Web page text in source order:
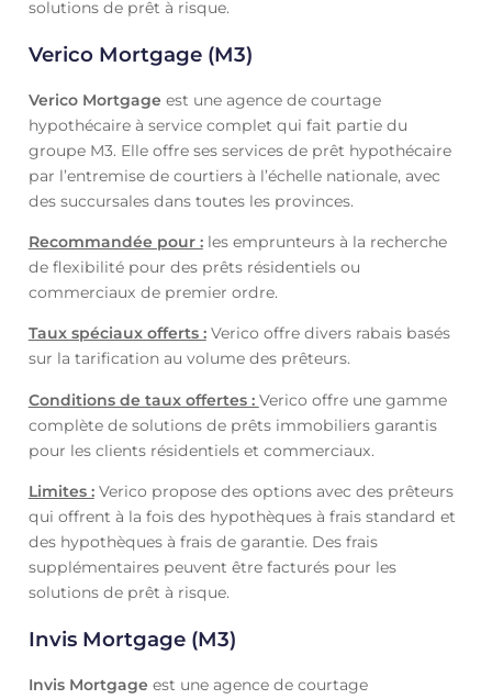
solutions de prêt à risque.
Verico Mortgage (M3)
Verico Mortgage est une agence de courtage
hypothécaire à service complet qui fait partie du
groupe M3. Elle offre ses services de prêt hypothécaire
par l’entremise de courtiers à l’échelle nationale, avec
des succursales dans toutes les provinces.
Recommandée pour :les emprunteurs à la recherche
de flexibilité pour des prêts résidentiels ou
commerciaux de premier ordre.
Taux spéciaux offerts :Verico offre divers rabais basés
sur la tarification au volume des prêteurs.
Conditions de taux offertes : Verico offre une gamme
complète de solutions de prêts immobiliers garantis
pour les clients résidentiels et commerciaux.
Limites :Verico propose des options avec des prêteurs
qui offrent à la fois des hypothèques à frais standard et
des hypothèques à frais de garantie. Des frais
supplémentaires peuvent être facturés pour les
solutions de prêt à risque.
Invis Mortgage (M3)
Invis Mortgage est une agence de courtage